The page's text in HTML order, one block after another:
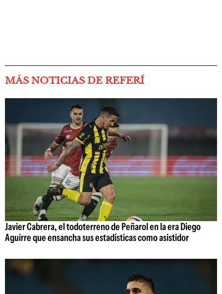
MÁS NOTICIAS DE REFERÍ
Javier Cabrera, el todoterreno de Peñarol en la era Diego
Aguirre que ensancha sus estadísticas como asistidor